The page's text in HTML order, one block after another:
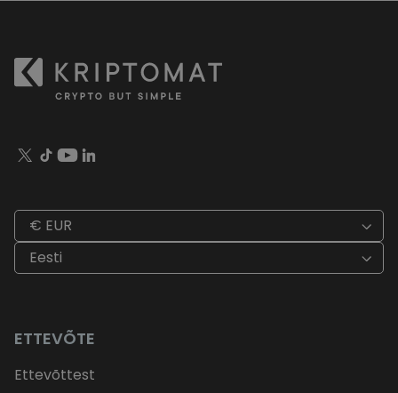
€ EUR
Eesti
ETTEVÕTE
Ettevõttest